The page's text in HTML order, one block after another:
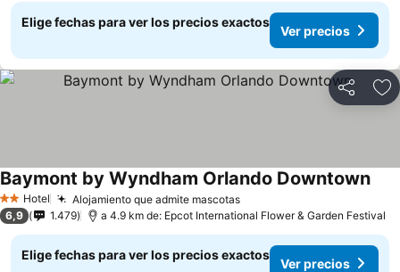
Elige fechas para ver los precios exactos
Ver precios
Compartir
2 Estrellas
Hotel Alojamiento que admite mascotas
Baymont by Wyndham Orlando Downtown
6,9 1.479 a 4.9 km de: Epcot International Flower & Garden Festival
Elige fechas para ver los precios exactos
Ver precios